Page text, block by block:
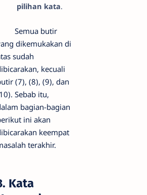
pilihan kata.
Semua butir
dikemukakan di
sudah
kecuali
(7), (8), (9), dan
Sebab itu,
bagian-bagian
ini akan
keempat
terakhir.
Kata